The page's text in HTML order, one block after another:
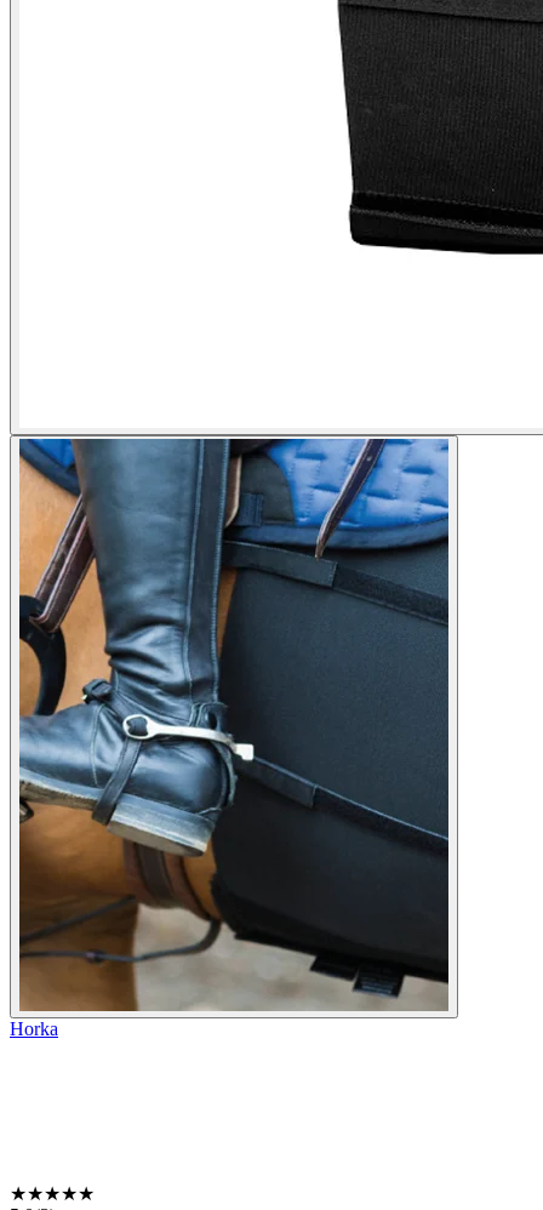
Horka
★★★★★